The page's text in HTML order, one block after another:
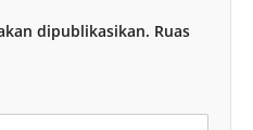
dipublikasikan. Ruas